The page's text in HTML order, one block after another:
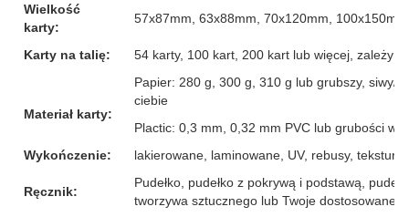
Wielkość
karty:
57x87mm, 63x88mm, 70x120mm,
Karty na talię: 54 karty, 100 kart, 200 kart lub więcej, zależy
Materiał karty:
Papier: 280 g, 300 g, 310 g lub grubszy, siwy/
ciebie
Plactic: 0,3 mm, 0,32 mm PVC lub grubości
Wykończenie:
lakierowane, laminowane, UV, rebusy, tekstura
Ręcznik:
Pudełko, pudełko z pokrywą i podstawą,
tworzywa sztucznego lub Twoje dostosowane